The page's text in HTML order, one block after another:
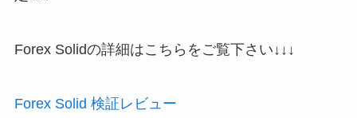
Forex Solidの詳細はこちらをご覧下さい↓↓↓
Forex Solid 検証レビュー